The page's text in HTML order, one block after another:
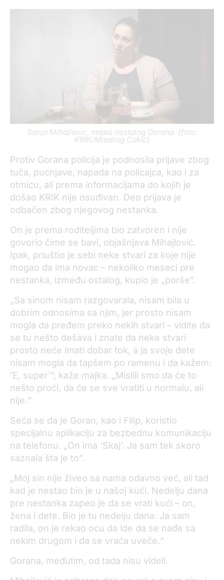
Sanja Mihajlovic, majka nestalog Gorana (foto:
KRIK/Miodrag Ćakić)
Protiv Gorana policija je podnosila prijave zbog
tuča, pucnjave, napada na policajca, kao i za
otmicu, ali prema informacijama do kojih je
došao KRIK nije osuđivan. Deo prijava je
odbačen zbog njegovog nestanka.
On je prema roditeljima bio zatvoren i nije
govorio čime se bavi, objašnjava Mihajlović.
Ipak, priuštio je sebi neke stvari za koje nije
mogao da ima novac – nekoliko meseci pre
nestanka, između ostalog, kupio je „porše“.
„Sa sinom nisam razgovarala, nisam bila u
dobrim odnosima sa njim, jer prosto nisam
mogla da pređem preko nekih stvari – vidite da
se tu nešto dešava i znate da neke stvari
prosto neće imati dobar tok, a ja svoje dete
nisam mogla da tapšem po ramenu i da kažem:
’E, super’“, kaže majka. „Mislili smo da će to
nešto proći, da će se sve vratiti u normalu, ali
nije.“
Seća se da je Goran, kao i Filip, koristio
specijalnu aplikaciju za bezbednu komunikaciju
na telefonu. „On ima ‘Skaj’. Ja sam tek skoro
saznala šta je to”.
„Moj sin nije živeo sa nama odavno već, ali tad
kad je nestao bio je u našoj kući. Nedelju dana
pre nestanka zapeo je da se vrati kući – on,
žena i dete. Bio je tu nedelju dana. Ja sam
radila, on je rekao ocu da ide da se nađe sa
nekim drugom i da se vraća uveče.“
Gorana, međutim, od tada nisu videli.